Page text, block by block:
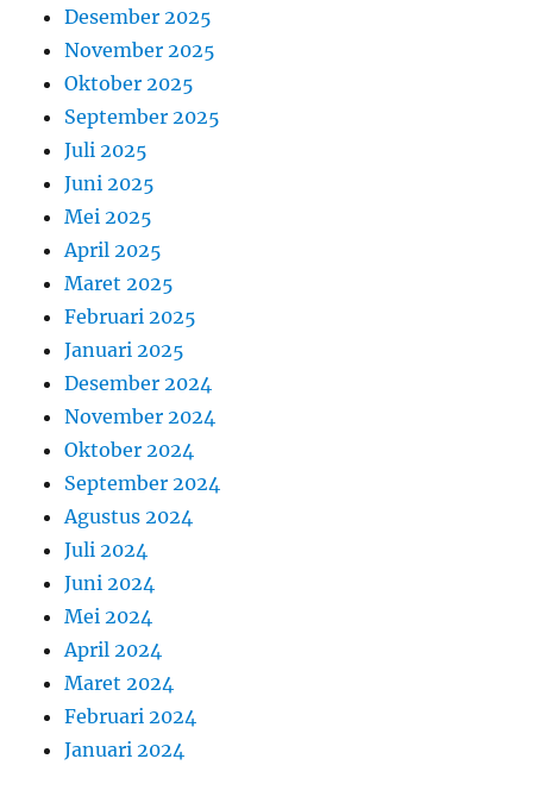
Desember 2025
November 2025
Oktober 2025
September 2025
Juli 2025
Juni 2025
Mei 2025
April 2025
Maret 2025
Februari 2025
Januari 2025
Desember 2024
November 2024
Oktober 2024
September 2024
Agustus 2024
Juli 2024
Juni 2024
Mei 2024
April 2024
Maret 2024
Februari 2024
Januari 2024